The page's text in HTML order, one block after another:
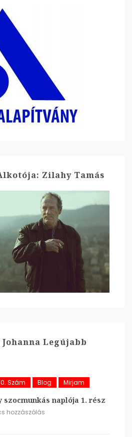
Zilahy Tamás
Legújabb
Szám Blog Mirjam
szocmunkás naplója 1. rész
hozzászólás